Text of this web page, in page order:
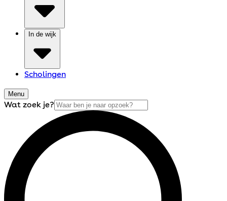
In de wijk
Scholingen
Menu
Wat zoek je?